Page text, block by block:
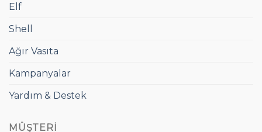
Elf
Shell
Ağır Vasıta
Kampanyalar
Yardım & Destek
MÜŞTERI